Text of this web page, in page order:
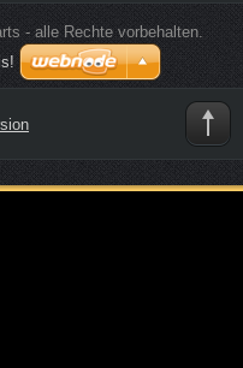
- alle Rechte vorbehalten.